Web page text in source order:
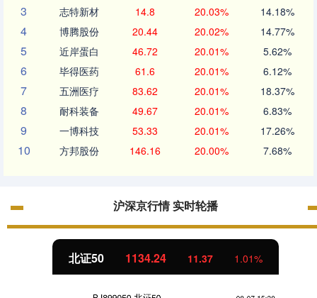
3 志特新材 14.8 20.03% 14.18%
4 博腾股份 20.44 20.02% 14.77%
5 近岸蛋白 46.72 20.01% 5.62%
6 毕得医药 61.6 20.01% 6.12%
7 五洲医疗 83.62 20.01% 18.37%
8 耐科装备 49.67 20.01% 6.83%
9 一博科技 53.33 20.01% 17.26%
10 方邦股份 146.16 20.00% 7.68%
沪深京行情 实时轮播
北证50 1134.24 11.37 1.01%